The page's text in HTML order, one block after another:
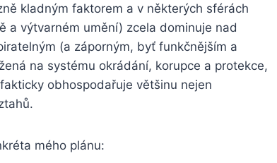
kladným faktorem a v některých sférách
a výtvarném umění) zcela dominuje nad
(a záporným, byť funkčnějším a
na systému okrádání, korupce a protekce,
obhospodařuje většinu nejen
mého plánu: